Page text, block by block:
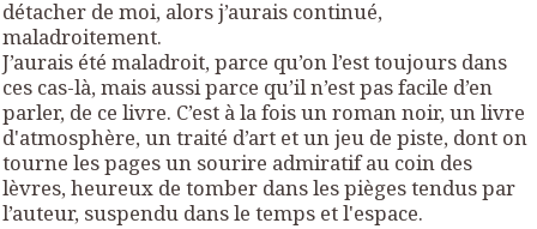
détacher de moi, alors j’aurais continué,
maladroitement.
J’aurais été maladroit, parce qu’on l’est toujours dans
ces cas-là, mais aussi parce qu’il n’est pas facile d’en
parler, de ce livre. C’est à la fois un roman noir, un livre
d'atmosphère, un traité d’art et un jeu de piste, dont on
tourne les pages un sourire admiratif au coin des
lèvres, heureux de tomber dans les pièges tendus par
l’auteur, suspendu dans le temps et l'espace.